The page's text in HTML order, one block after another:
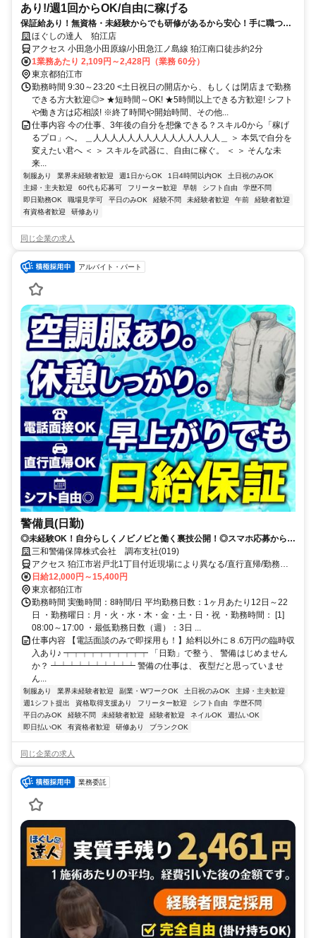
あり!/週1回からOK/自由に稼げる
保証給あり！無資格・未経験からでも研修があるから安心！手に職つけ
て高収入！
ほぐしの達人 狛江店
アクセス 小田急小田原線/小田急江ノ島線 狛江南口徒歩約2分
1業務あたり 2,109円～2,428円（業務 60分）
東京都狛江市
勤務時間 9:30～23:20 <土日祝日の開店から、もしくは閉店まで勤務
できる方大歓迎◎> ★短時間～OK! ★5時間以上できる方歓迎! シフト
や働き方は応相談! ※終了時間や開始時間、その他...
仕事内容 今の仕事、3年後の自分を想像できる？スキル0から「稼げ
るプロ」へ。 ＿人人人人人人人人人人人人人人人＿ ＞ 本気で自分を
変えたい君へ ＜ ＞ スキルを武器に、自由に稼ぐ。 ＜ ＞ そんな未
来...
制服あり 業界未経験者歓迎 週1日からOK 1日4時間以内OK
土日祝のみOK
主婦・主夫歓迎
60代も応募可 フリーター歓迎 早朝 シフト自由
学歴不問
即日勤務OK
職場見学可 平日のみOK 経験不問 未経験者歓迎 午前
経験者歓迎
有資格者歓迎
研修あり
同じ企業の求人
アルバイト・パート
警備員(日勤)
◎未経験OK！自分らしくノビノビと働く裏技公開！◎スマホ応募から電
話面接で最短15分で内定！
三和警備保障株式会社 調布支社(019)
アクセス 狛江市岩戸北1丁目付近現場により異なる/直行直帰/勤務地
相談可■電話面接■来社不要
日給12,000円～15,400円
東京都狛江市
勤務時間 実働時間：8時間/日 平均勤務日数：1ヶ月あたり12日～22
日 ・勤務曜日：月・火・水・木・金・土・日・祝 ・勤務時間： [1]
08:00～17:00 ・最低勤務日数（週）：3日 ...
仕事内容 【電話面談のみで即採用も！】給料以外に８.6万円の臨時収
入あり♪ ┯┯┯┯┯┯┯┯┯┯ 「日勤」で整う、 警備はじめません
か？ ┷┷┷┷┷┷┷┷┷┷ 警備の仕事は、 夜型だと思っていませ
ん...
制服あり 業界未経験者歓迎 副業・WワークOK 土日祝のみOK
主婦・主夫歓迎
週1シフト提出
資格取得支援あり フリーター歓迎 シフト自由
学歴不問
平日のみOK
経験不問 未経験者歓迎 経験者歓迎 ネイルOK
週払いOK
即日払いOK
有資格者歓迎 研修あり ブランクOK
同じ企業の求人
業務委託